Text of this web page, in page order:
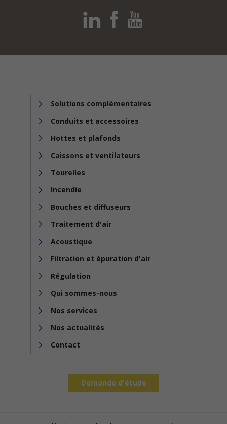
Solutions complémentaires
Conduits et accessoires
Hottes et plafonds
Caissons et ventilateurs
Tourelles
Incendie
Bouches et diffuseurs
Traitement d'air
Acoustique
Filtration et épuration d'air
Régulation
Qui sommes-nous
Nos services
Nos actualités
Contact
Demande d'étude